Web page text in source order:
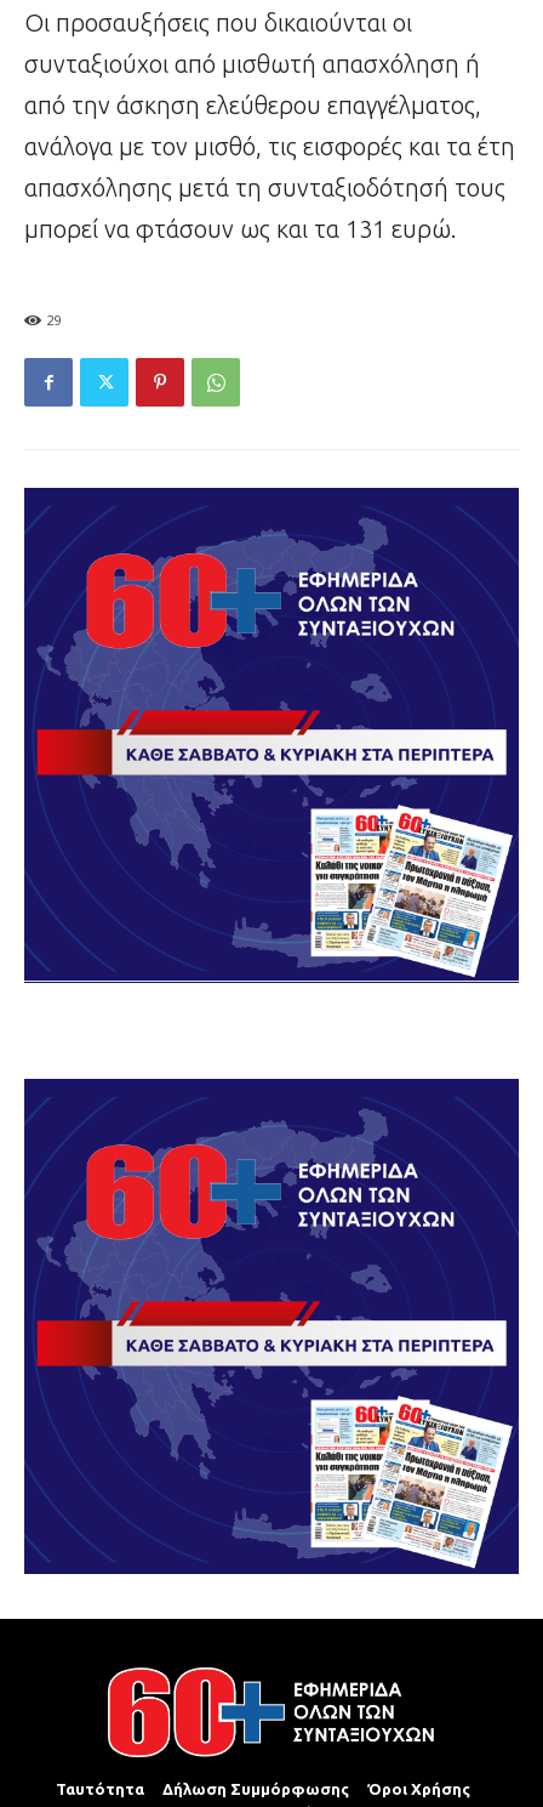
Οι προσαυξήσεις που δικαιούνται οι
συνταξιούχοι από μισθωτή απασχόληση ή
από την άσκηση ελεύθερου επαγγέλματος,
ανάλογα με τον μισθό, τις εισφορές και τα έτη
απασχόλησης μετά τη συνταξιοδότησή τους
μπορεί να φτάσουν ως και τα 131 ευρώ.
29
Ταυτότητα Δήλωση Συμμόρφωσης
Όροι Χρήσης